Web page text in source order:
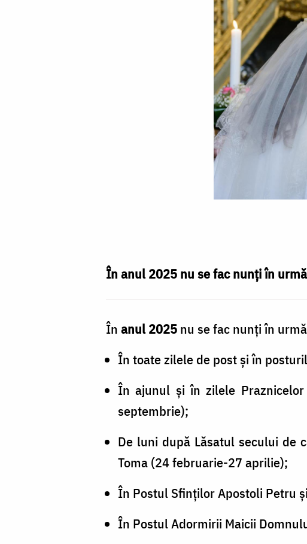
În anul 2025 nu se fac nunți în
În anul 2025 nu se fac nunți în
În toate zilele de post şi în
În ajunul şi în zilele
septembrie);
De luni după Lăsatul secului de
Toma (24 februarie-27 aprilie);
În Postul Sfinţilor Apostoli Petru
În Postul Adormirii Maicii